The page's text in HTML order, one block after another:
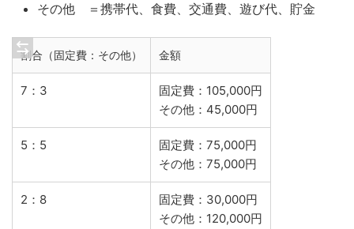
その他 ＝携帯代、食費、交通費、遊び代、貯金
割合（固定費：その他） 金額
7：3
固定費：105,000円
その他：45,000円
5：5
固定費：75,000円
その他：75,000円
2：8
固定費：30,000円
その他：120,000円